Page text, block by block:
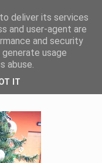
deliver its services
and user-agent are
and security
usage
abuse.
IT